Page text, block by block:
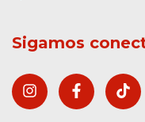
Sigamos